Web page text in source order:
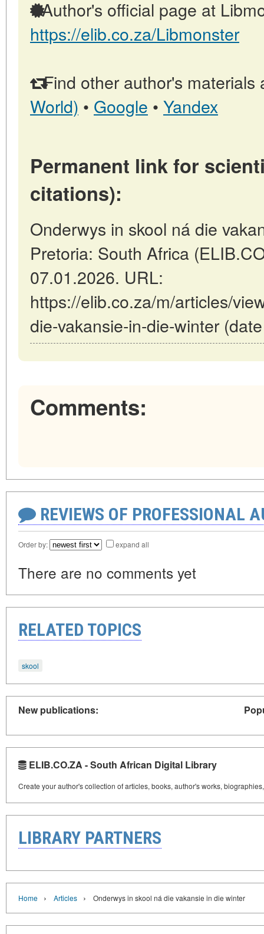
Author's official page at
https://elib.co.za/Libmonster
Find other author's materials
World) • Google • Yandex
Permanent link for
citations):
Onderwys in skool ná die
Pretoria: South Africa
07.01.2026. URL:
https://elib.co.za/m/articles/
die-vakansie-in-die-winter
Comments:
REVIEWS OF PROFESSIONAL
Order by: expand all
There are no comments yet
RELATED TOPICS
skool
New publications:
ELIB.CO.ZA - South African Digital Library
Create your author's collection of articles, books, author's works,
LIBRARY PARTNERS
Home › Articles › Onderwys in skool ná die vakansie in die winter